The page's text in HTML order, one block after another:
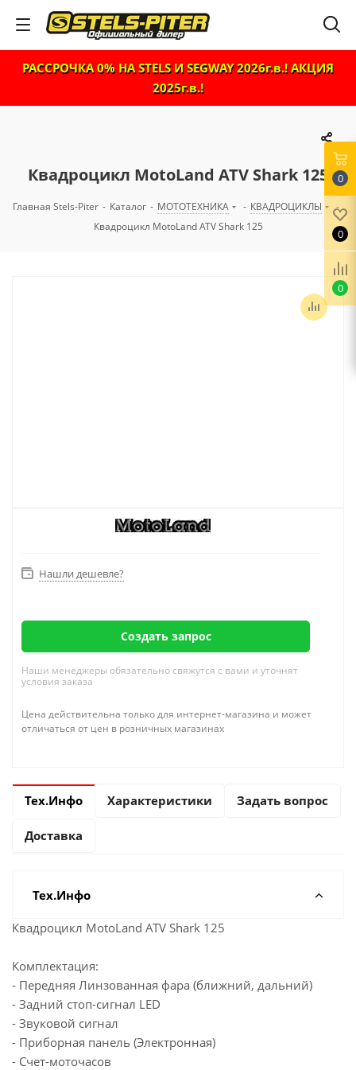
РАССРОЧКА 0% НА STELS И SEGWAY 2026г.в.! АКЦИЯ
2025г.в.!
Квадроцикл MotoLand ATV Shark 125
Главная Stels-Piter - Каталог - МОТОТЕХНИКА - КВАДРОЦИКЛЫ
-
Квадроцикл MotoLand ATV Shark 125
Нашли дешевле?
Создать запрос
Наши менеджеры обязательно свяжутся с вами и уточнят
условия заказа
Цена действительна только для интернет-магазина и может
отличаться от цен в розничных магазинах
Тех.Инфо Характеристики Задать вопрос
Доставка
Тех.Инфо
Квадроцикл MotoLand ATV Shark 125
Комплектация:
- Передняя Линзованная фара (ближний, дальний)
- Задний стоп-сигнал LED
- Звуковой сигнал
- Приборная панель (Электронная)
- Счет-моточасов
0
0
0